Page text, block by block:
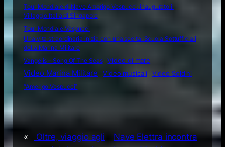
Tour Mondiale di Nave Amerigo Vespucci: inaugurato il
Villaggio Italia di Singapore
Tour Mondiale Vespucci
Una vita straordinaria inizia con una scelta: Scuola Sottufficiali
della Marina Militare
Vangelis – Song Of The Seas
Video di mare
Video Marina Militare Video musicali
Video Soldini
“Amerigo Vespucci”
«
Oltre, viaggio agli
Nave Elettra incontra